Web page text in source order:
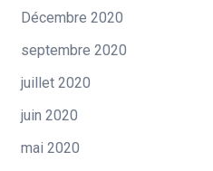
Décembre 2020
septembre 2020
juillet 2020
juin 2020
mai 2020